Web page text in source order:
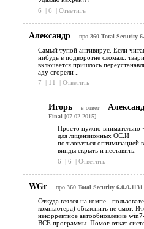
6
| 6 | Ответить
Александр про 360 Total Security
Самый тупой антивирус. Если
нибудь в подворотне сломал..
включается пришлось
аду сгорели ..
7
| 11 | Ответить
Игорь в ответ
Final [07-02-2015]
Просто нужно внимательно
для лицензионных ОС.И
пользоваться
винды скрыть и неставить.
6
| 6 | Ответить
WGr про 360 Total Security
Откуда взялся на компе -
компьютера) объяснить не смог.
некорректное автообновление
ВСЕ программы. Помог откат